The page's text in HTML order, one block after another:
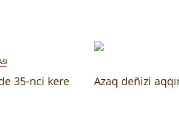
35-nci kere Azaq deñizi